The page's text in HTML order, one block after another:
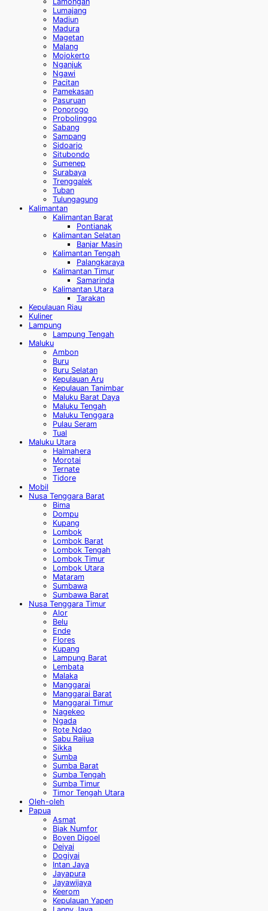
Lumajang
Madiun
Madura
Magetan
Malang
Mojokerto
Nganjuk
Ngawi
Pacitan
Pamekasan
Pasuruan
Ponorogo
Probolinggo
Sabang
Sampang
Sidoarjo
Situbondo
Sumenep
Surabaya
Trenggalek
Tuban
Tulungagung
Kalimantan
Kalimantan Barat
Pontianak
Kalimantan Selatan
Banjar Masin
Kalimantan Tengah
Palangkaraya
Kalimantan Timur
Samarinda
Kalimantan Utara
Tarakan
Kepulauan Riau
Kuliner
Lampung
Lampung Tengah
Maluku
Ambon
Buru
Buru Selatan
Kepulauan Aru
Kepulauan Tanimbar
Maluku Barat Daya
Maluku Tengah
Maluku Tenggara
Pulau Seram
Tual
Maluku Utara
Halmahera
Morotai
Ternate
Tidore
Mobil
Nusa Tenggara Barat
Bima
Dompu
Kupang
Lombok
Lombok Barat
Lombok Tengah
Lombok Timur
Lombok Utara
Mataram
Sumbawa
Sumbawa Barat
Nusa Tenggara Timur
Alor
Belu
Ende
Flores
Kupang
Lampung Barat
Lembata
Malaka
Manggarai
Manggarai Barat
Manggarai Timur
Nagekeo
Ngada
Rote Ndao
Sabu Raijua
Sikka
Sumba
Sumba Barat
Sumba Tengah
Sumba Timur
Timor Tengah Utara
Oleh-oleh
Papua
Asmat
Biak Numfor
Boven Digoel
Deiyai
Dogiyai
Intan Jaya
Jayapura
Jayawijaya
Keerom
Kepulauan Yapen